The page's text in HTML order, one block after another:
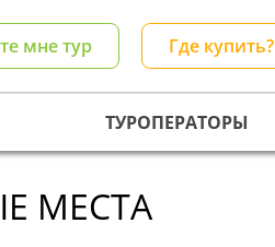
мне тур Где купить?
ТУРОПЕРАТОРЫ
МЕСТА